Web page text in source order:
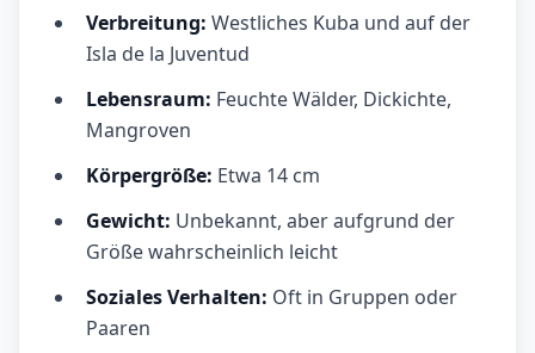
Verbreitung: Westliches Kuba und auf der
Isla de la Juventud
Lebensraum: Feuchte Wälder, Dickichte,
Mangroven
Körpergröße: Etwa 14 cm
Gewicht: Unbekannt, aber aufgrund der
Größe wahrscheinlich leicht
Soziales Verhalten: Oft in Gruppen oder
Paaren